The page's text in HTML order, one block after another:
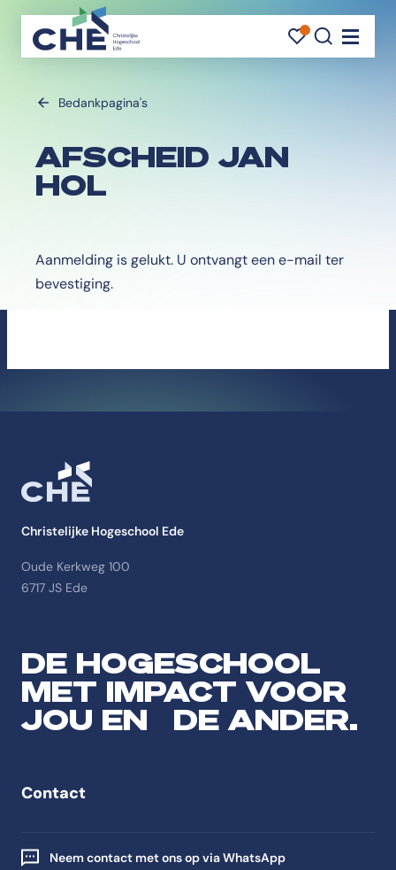
Bedankpagina's
AFSCHEID JAN
HOL
Aanmelding is gelukt. U ontvangt een e-mail ter
bevestiging.
Christelijke Hogeschool Ede
Oude Kerkweg 100
6717 JS Ede
DE HOGESCHOOL
MET IMPACT VOOR
JOU EN DE ANDER.
Contact
Neem contact met ons op via WhatsApp